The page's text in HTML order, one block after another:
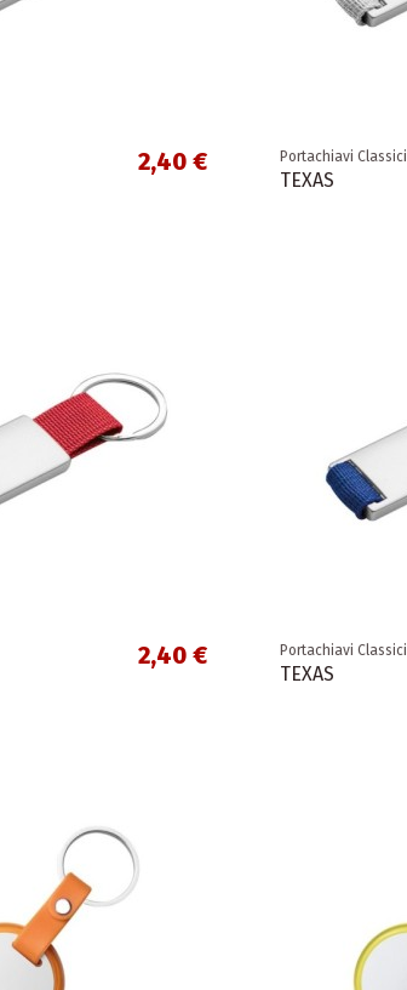
2,40 € Portachiavi Classici
TEXAS
2,40 € Portachiavi Classici
TEXAS